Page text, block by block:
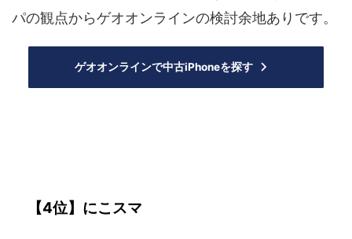
パの観点からゲオオンラインの検討余地ありです。
ゲオオンラインで中古iPhoneを探す
【4位】にこスマ